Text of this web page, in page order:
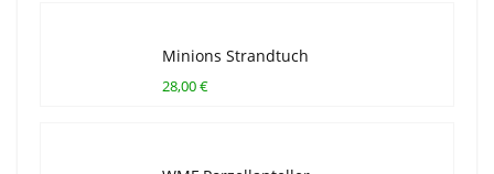
Minions Strandtuch
28,00 €